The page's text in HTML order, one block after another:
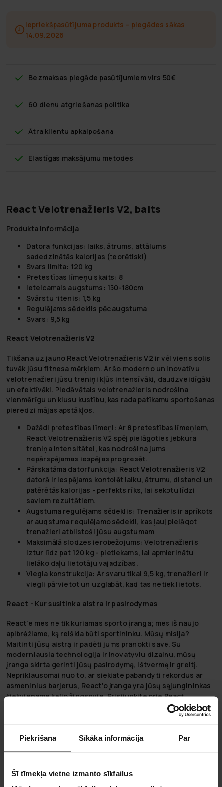
Piekrišana Sīkāka informācija Par
Šī tīmekļa vietne izmanto sīkfailus
Iepriekšpasūtījuma produkts – piegādes sākas
14.09.2026
Bezmaksas piegāde pasūtījumiem virs 50€
60 dienu atgriešanas politika
Ātra klientu apkalpošana
Elastīgas maksājumu metodes
React Velotrenažieris V2, balts
Produkta informācija
Datora funkcijas: laiks, ātrums, attālums,
sadedzinātās kalorijas (teorētiski)
Svars limita: 120 kg
Pretestības līmeņu skaits: 8
Ieteicamais augstums: 150-180cm
Svārstu ritenis: 1,5 kg
Regulējams sēdeklis pēc augstuma
Svars: 9,5 kg
React Velotrenažieris V2
Tikšana uz jauno React Velotrenažieris V2 ir vēl viens solis
tuvāk jūsu fitnesa mērķiem. Ar šo moderno un inovatīvu
velotrenažieri jūsu treniņi kļūs intensīvāki, daudzveidīgāki
un efektīvāki. Piedāvātais velotrenažieris nodrošina
vienmērīgu un klusu kustību, kas rada patīkamu sportošanas
pieredzi mājas apstākļos.
Dažādi pretestības līmeņi: Ar 8 pretestības līmeņiem,
React Velotrenažieris V2 spēj pielāgoties jebkura
treniņa intensitātei, kas nodrošina jums
nepārspējamas iespējas progresēt.
Pārskatāma datorfunkcija: React Velotrenažieris V2
datorā ir iespējams kontolēt laiku, ātrumu, distanci un
patērētās kalorijas - perfekts rīks, lai sekotu līdzi
saviem rezultātiem.
Augstuma regulējams sēdeklis: Trenažieris ir aprīkots
ar augstuma regulējamo sēdekli, kas ļauj pielāgot
trenažieri atbilstoši jūsu augstumam
Maksimālā slodzes ierobežojums: Velotrenažieris
iztur līdz pat 120 kg - pietiekams, lai apmierinātu
lielāko daļu lietotāju vajadzības.
Viegla konstrukcija: Ar svaru tikai 9,5 kg, trenažieri ir
viegli pārvietot un uzglabāt, kad tas netiek lietots.
React - Kur susitinka aistra ir pasirodymas
React'e mes ne tik kuriamas sporto įranga; mes iš naujo
apibrėžiame, ką reiškia būti sportininku. Mūsų misija?
Maitinti jūsų aistrą ir padėti jums pranokti save. Su
moderniausia technologija ir inovatyviu dizainu, mūsų
įranga skirta gerinti jūsų pasirodymą, ištvermę ir greitį.
Nepriklausomai nuo to, ar siekiate pabandyti rekordus ar
asmeninius barjerus, React'o įranga yra jūsų sąjungininkas
kiekviename kelio žingsnyje. Prisijunkite prie React
bendruomenės šiandien ir patirkite skirtumą, kurį sukuria
įranga, sukurta jūsų geriausiam. Viršykime puikumą kartu.
"Pārspēj savas robežas ar velotrenažieri"
velotrenažieri kļūst par ideālu rīku.
Pilnveidojiet fizisko sagatavotību:
Izmantojot